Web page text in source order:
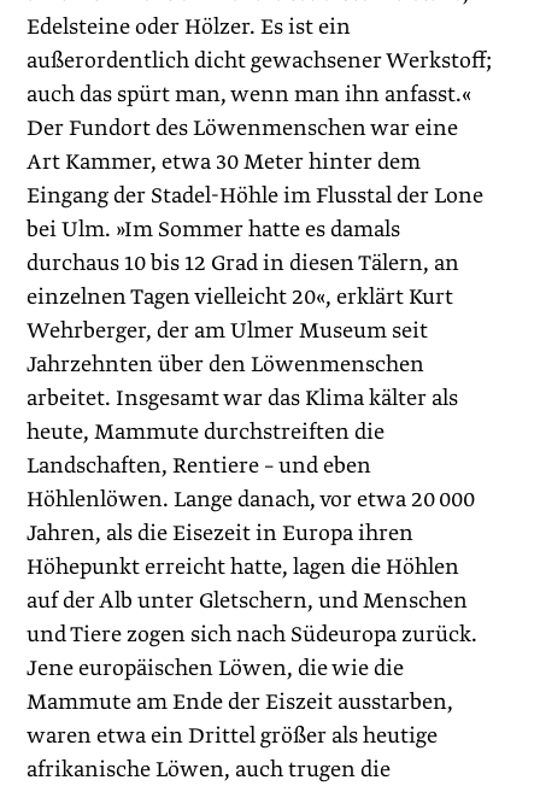
Edelsteine oder Hölzer. Es ist ein
außerordentlich dicht gewachsener Werkstoff;
auch das spürt man, wenn man ihn anfasst.«
Der Fundort des Löwenmenschen war eine
Art Kammer, etwa 30 Meter hinter dem
Eingang der Stadel-Höhle im Flusstal der Lone
bei Ulm. »Im Sommer hatte es damals
durchaus 10 bis 12 Grad in diesen Tälern, an
einzelnen Tagen vielleicht 20«, erklärt Kurt
Wehrberger, der am ­Ulmer Museum seit
Jahrzehnten über den Löwen­menschen
arbeitet. Insgesamt war das Klima kälter als
heute, Mammute durchstreiften die
Landschaften, Rentiere – und eben
Höhlenlöwen. Lange danach, vor etwa 20 000
Jahren, als die Eisezeit in Europa ihren
Höhepunkt erreicht hatte, lagen die Höhlen
auf der Alb unter Gletschern, und Menschen
und Tiere zogen sich nach Südeuropa zurück.
Jene europäischen Löwen, die wie die
Mammute am Ende der Eiszeit ausstarben,
waren etwa ein Drittel größer als heutige
afrikanische Löwen, auch trugen die